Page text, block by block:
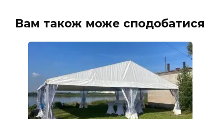
Вам також може сподобатися